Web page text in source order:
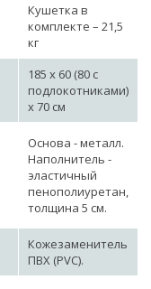
Кушетка в
комплекте – 21,5
кг
185 х 60 (80 с
подлокотниками)
х 70 см
Основа - металл.
Наполнитель -
эластичный
пенополиуретан,
толщина 5 см.
Кожезаменитель
ПВХ (PVC).